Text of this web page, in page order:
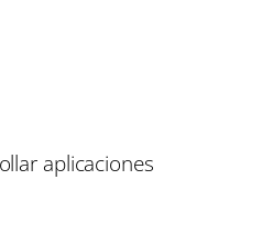
aplicaciones